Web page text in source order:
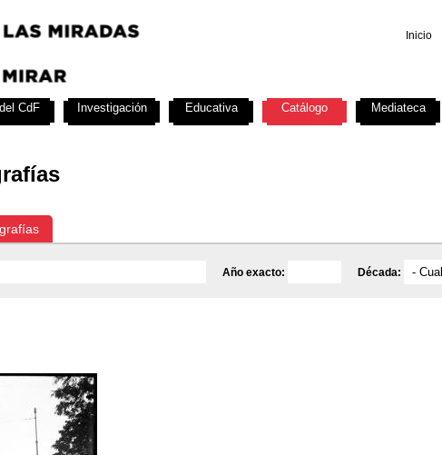
Inicio
Año exacto: Década:
CdF Investigación Educativa Catálogo Mediateca